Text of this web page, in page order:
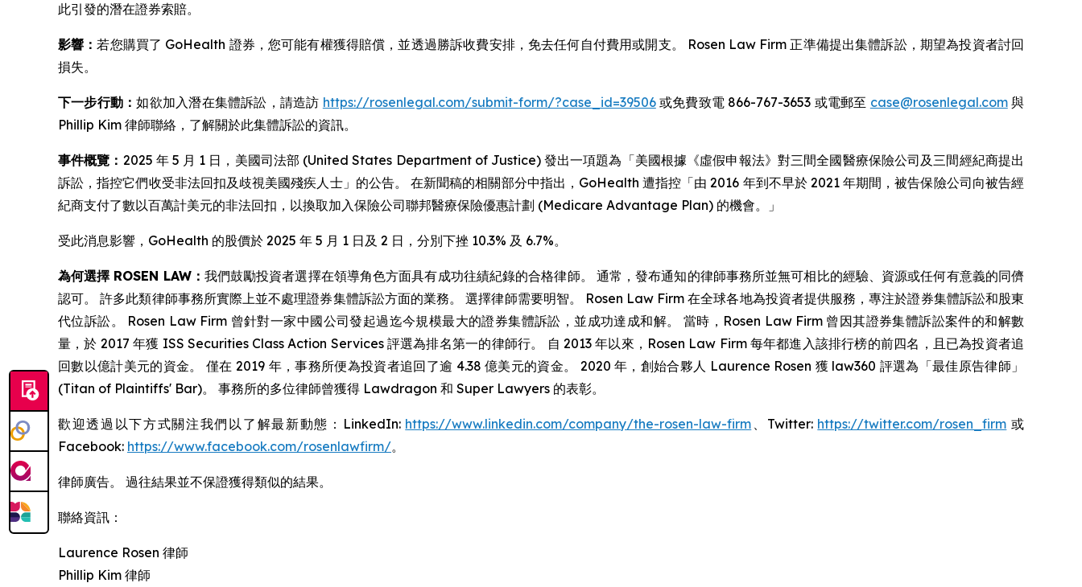
此引發的潛在證券索賠。
影響：若您購買了 GoHealth 證券，您可能有權獲得賠償，並透過勝訴收費安排，免去任何自付費用或開支。 Rosen Law Firm 正準備提出集體訴訟，期望為投資者討回
損失。
下一步行動：如欲加入潛在集體訴訟，請造訪 https://rosenlegal.com/submit-form/?case_id=39506或免費致電 866-767-3653 或電郵至 case@rosenlegal.com與
Phillip Kim 律師聯絡，了解關於此集體訴訟的資訊。
事件概覽： 2025 年 5 月 1 日，美國司法部 (United States Department of Justice) 發出一項題為「美國根據《虛假申報法》對三間全國醫療保險公司及三間經紀商提出
訴訟，指控它們收受非法回扣及歧視美國殘疾人士」的公告。 在新聞稿的相關部分中指出，GoHealth 遭指控「由 2016 年到不早於 2021 年期間，被告保險公司向被告經
紀商支付了數以百萬計美元的非法回扣，以換取加入保險公司聯邦醫療保險優惠計劃 (Medicare Advantage Plan) 的機會。」
受此消息影響，GoHealth 的股價於 2025 年 5 月 1 日及 2 日，分別下挫 10.3% 及 6.7%。
為何選擇 ROSEN LAW： 我們鼓勵投資者選擇在領導角色方面具有成功往績紀錄的合格律師。 通常，發布通知的律師事務所並無可相比的經驗、資源或任何有意義的同儕
認可。 許多此類律師事務所實際上並不處理證券集體訴訟方面的業務。 選擇律師需要明智。 Rosen Law Firm 在全球各地為投資者提供服務，專注於證券集體訴訟和股東
代位訴訟。 Rosen Law Firm 曾針對一家中國公司發起過迄今規模最大的證券集體訴訟，並成功達成和解。 當時，Rosen Law Firm 曾因其證券集體訴訟案件的和解數
量，於 2017 年獲 ISS Securities Class Action Services 評選為排名第一的律師行。 自 2013 年以來，Rosen Law Firm 每年都進入該排行榜的前四名，且已為投資者追
回數以億計美元的資金。 僅在 2019 年，事務所便為投資者追回了逾 4.38 億美元的資金。 2020 年，創始合夥人 Laurence Rosen 獲 law360 評選為「最佳原告律師」
(Titan of Plaintiffs' Bar)。 事務所的多位律師曾獲得 Lawdragon 和 Super Lawyers 的表彰。
歡迎透過以下方式關注我們以了解最新動態：LinkedIn: https://www.linkedin.com/company/the-rosen-law-firm 、Twitter: https://twitter.com/rosen_firm 或
Facebook: https://www.facebook.com/rosenlawfirm/。
律師廣告。 過往結果並不保證獲得類似的結果。
聯絡資訊：
Laurence Rosen 律師
Phillip Kim 律師